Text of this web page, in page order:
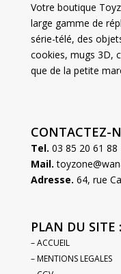
Votre boutique
large gamme de
série-télé, des
cookies, mugs 3D,
que de la petite
CONTACTEZ-
Tel. 03 85 20 61 88
Mail.
Adresse. 64, rue
PLAN DU SITE :
– ACCUEIL
– MENTIONS LEGALES